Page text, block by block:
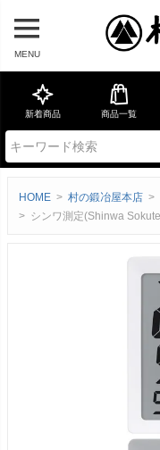
MENU
新着商品 商品一覧
HOME 村の鍛冶屋本店
シンワ測定(Shinwa Sokutei) デジタ